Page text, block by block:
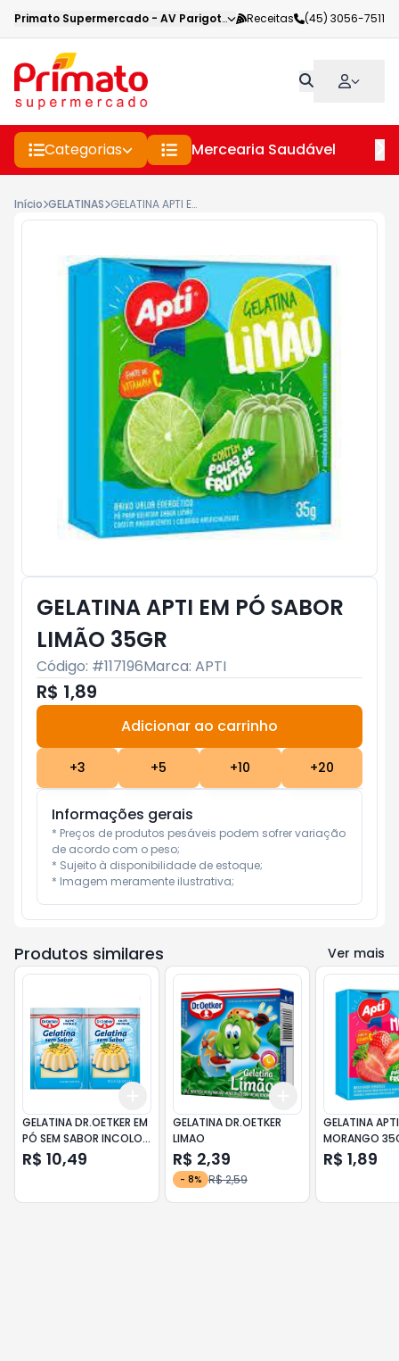
Primato Supermercado - AV Parigot de Souza,Toledo-PR
Receitas (45) 3056-7511
Categorias Mercearia Saudável
Início GELATINAS GELATINA APTI EM PÓ SABOR LIMÃO 35GR
GELATINA APTI EM PÓ SABOR
LIMÃO 35GR
Código: #117196Marca: APTI
R$ 1,89
Adicionar ao carrinho
+3 +5 +10 +20
Informações gerais
* Preços de produtos pesáveis podem sofrer variação
de acordo com o peso;
* Sujeito à disponibilidade de estoque;
* Imagem meramente ilustrativa;
Produtos similares Ver mais
+5 +10
Add
GELATINA DR.OETKER EM
PÓ SEM SABOR INCOLOR
SACHÊ 2 UNIDADES
24GR
R$ 10,49
+5 +10
Add
GELATINA DR.OETKER
LIMAO
R$ 2,39
- 8% R$ 2,59
GELATINA APTI
MORANGO
R$ 1,89